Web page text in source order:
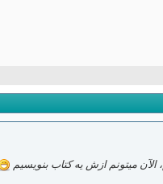
الآن میتونم ازش یه کتاب بنویسیم